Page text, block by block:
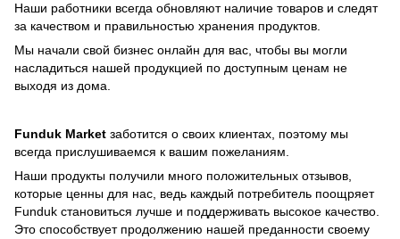
Наши работники всегда обновляют наличие товаров и следят
за качеством и правильностью хранения продуктов.
Мы начали свой бизнес онлайн для вас, чтобы вы могли
насладиться нашей продукцией по доступным ценам не
выходя из дома.
Funduk Market заботится о своих клиентах, поэтому мы
всегда прислушиваемся к вашим пожеланиям.
Наши продукты получили много положительных отзывов,
которые ценны для нас, ведь каждый потребитель поощряет
Funduk становиться лучше и поддерживать высокое качество.
Это способствует продолжению нашей преданности своему